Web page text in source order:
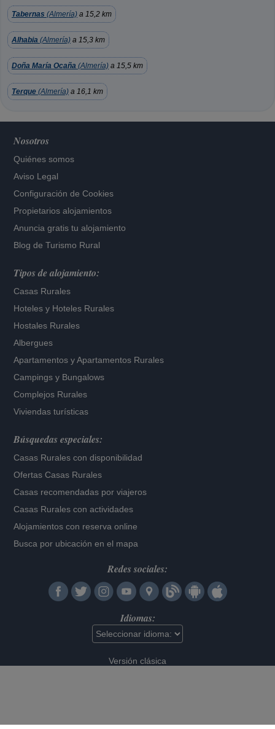
Tabernas (Almería) a 15,2 km
Alhabia (Almería) a 15,3 km
Doña María Ocaña (Almería) a 15,5 km
Terque (Almería) a 16,1 km
Nosotros
Quiénes somos
Aviso Legal
Configuración de Cookies
Propietarios alojamientos
Anuncia gratis tu alojamiento
Blog de Turismo Rural
Tipos de alojamiento:
Casas Rurales
Hoteles y Hoteles Rurales
Hostales Rurales
Albergues
Apartamentos yApartamentos Rurales
Campings y Bungalows
Complejos Rurales
Viviendas turísticas
Búsquedas especiales:
Casas Rurales con disponibilidad
Ofertas Casas Rurales
Casas recomendadas por viajeros
Casas Rurales con actividades
Alojamientos con reserva online
Busca por ubicación en el mapa
Redes sociales:
Idiomas:
Versión clásica